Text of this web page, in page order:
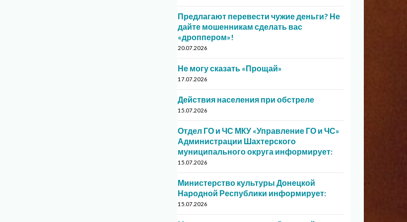
Предлагают перевести чужие деньги? Не
дайте мошенникам сделать вас
«дроппером»!
20.07.2026
Не могу сказать «Прощай»
17.07.2026
Действия населения при обстреле
15.07.2026
Отдел ГО и ЧС МКУ «Управление ГО и ЧС»
Администрации Шахтерского
муниципального округа информирует:
15.07.2026
Министерство культуры Донецкой
Народной Республики информирует:
15.07.2026